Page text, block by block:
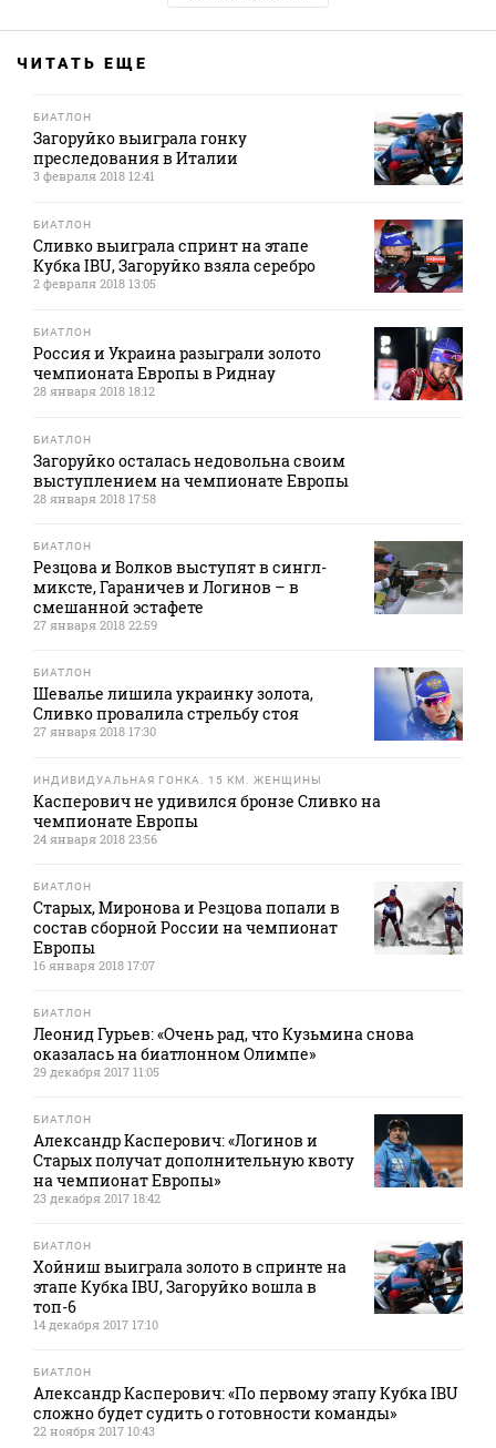
ЧИТАТЬ ЕЩЕ
БИАТЛОН
Загоруйко выиграла гонку
преследования в Италии
3 февраля 2018 12:41
БИАТЛОН
Сливко выиграла спринт на этапе
Кубка IBU, Загоруйко взяла серебро
2 февраля 2018 13:05
БИАТЛОН
Россия и Украина разыграли золото
чемпионата Европы в Риднау
28 января 2018 18:12
БИАТЛОН
Загоруйко осталась недовольна своим
выступлением на чемпионате Европы
28 января 2018 17:58
БИАТЛОН
Резцова и Волков выступят в сингл-
миксте, Гараничев и Логинов – в
смешанной эстафете
27 января 2018 22:59
БИАТЛОН
Шевалье лишила украинку золота,
Сливко провалила стрельбу стоя
27 января 2018 17:30
ИНДИВИДУАЛЬНАЯ ГОНКА. 15 КМ. ЖЕНЩИНЫ
Касперович не удивился бронзе Сливко на
чемпионате Европы
24 января 2018 23:56
БИАТЛОН
Старых, Миронова и Резцова попали в
состав сборной России на чемпионат
Европы
16 января 2018 17:07
БИАТЛОН
Леонид Гурьев: «Очень рад, что Кузьмина снова
оказалась на биатлонном Олимпе»
29 декабря 2017 11:05
БИАТЛОН
Александр Касперович: «Логинов и
Старых получат дополнительную квоту
на чемпионат Европы»
23 декабря 2017 18:42
БИАТЛОН
Хойниш выиграла золото в спринте на
этапе Кубка IBU, Загоруйко вошла в
топ-6
14 декабря 2017 17:10
БИАТЛОН
Александр Касперович: «По первому этапу Кубка IBU
сложно будет судить о готовности команды»
22 ноября 2017 10:43